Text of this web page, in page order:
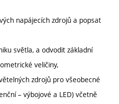
napájecích zdrojů a popsat
světla, a odvodit základní
veličiny,
zdrojů pro všeobecné
– výbojové a LED) včetně